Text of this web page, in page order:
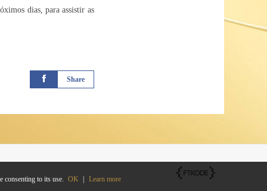
dias, para assistir as
Share
consenting to its use. OK Learn more